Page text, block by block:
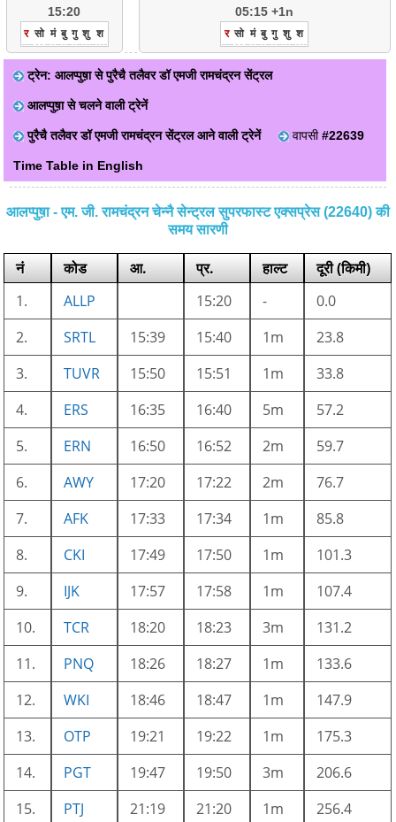
15:20
र सो मं बु गु शु श
05:15 +1n
र सो मं बु गु शु श
ट्रेन: आलप्पुष़ा से पुरैचै तलैवर डॉ एमजी रामचंद्रन सेंट्रल
आलप्पुष़ा से चलने वाली ट्रेनें
पुरैचै तलैवर डॉ एमजी रामचंद्रन सेंट्रल आने वाली ट्रेनें वापसी#22639
Time Table in English
आलप्पुष़ा - एम. जी. रामचंद्रन चेन्नै सेन्ट्रल सुपरफास्ट एक्सप्रेस (22640) की
समय सारणी
नं कोड आ. प्र. हाल्ट
दूरी (किमी)
1.
ALLP 15:20 -
0.0
2.
SRTL 15:39 15:40 1m
23.8
3.
TUVR 15:50 15:51 1m
33.8
4.
ERS 16:35 16:40 5m
57.2
5.
ERN 16:50 16:52 2m
59.7
6.
AWY 17:20 17:22 2m
76.7
7.
AFK 17:33 17:34 1m
85.8
8.
CKI 17:49 17:50 1m
101.3
9.
IJK 17:57 17:58 1m
107.4
10.
TCR 18:20 18:23 3m
131.2
11.
PNQ 18:26 18:27 1m
133.6
12.
WKI 18:46 18:47 1m
147.9
13.
OTP 19:21 19:22 1m
175.3
14.
PGT 19:47 19:50 3m
206.6
15.
PTJ 21:19 21:20 1m
256.4